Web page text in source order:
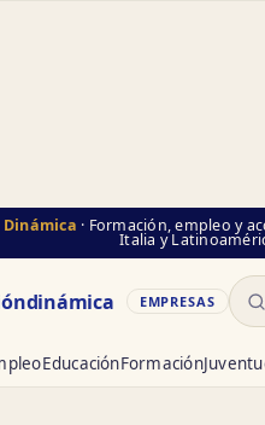
· Formación, empleo y
Italia y
dinámica EMPRESAS
EducaciónFormación